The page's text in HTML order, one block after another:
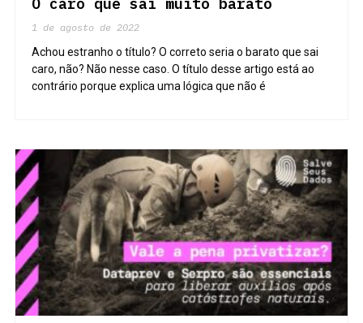
1 de agosto de 2022
Achou estranho o título? O correto seria o barato que sai
caro, não? Não nesse caso. O título desse artigo está ao
contrário porque explica uma lógica que não é